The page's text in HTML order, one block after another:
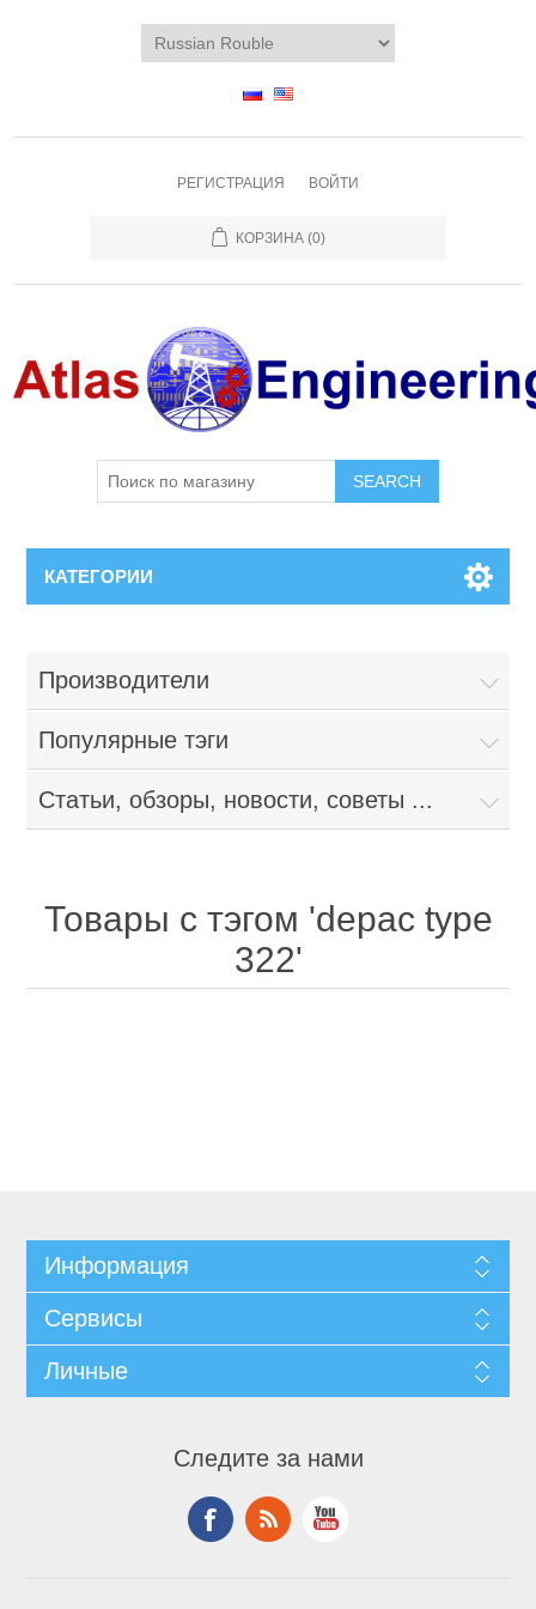
РЕГИСТРАЦИЯ ВОЙТИ
КОРЗИНА (0)
КАТЕГОРИИ
Производители
Популярные тэги
Статьи, обзоры, новости, советы ...
Товары с тэгом 'depac type
322'
Информация
Сервисы
Личные
Следите за нами